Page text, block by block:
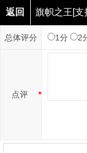
返回 旗帜之王[支
总体评分 1分 2
*
点评